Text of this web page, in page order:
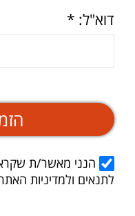
דוא"ל: *
הנני מאשר/ת
לתנאים ולמדיניות